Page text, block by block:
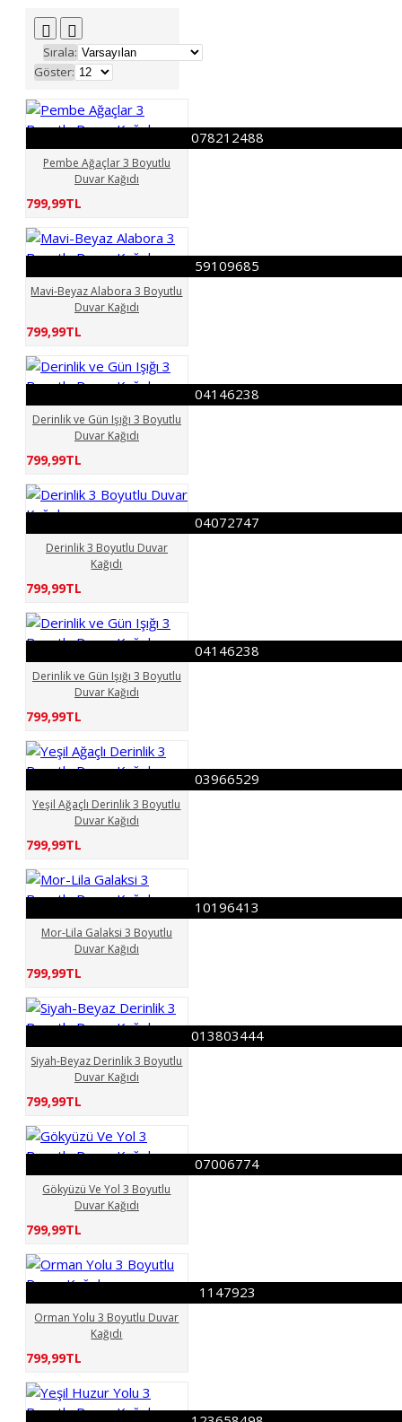
Sırala:
Göster:
078212488
Pembe Ağaçlar 3 Boyutlu
Duvar Kağıdı
799,99TL
59109685
Mavi-Beyaz Alabora 3 Boyutlu
Duvar Kağıdı
799,99TL
04146238
Derinlik ve Gün Işığı 3 Boyutlu
Duvar Kağıdı
799,99TL
04072747
Derinlik 3 Boyutlu Duvar
Kağıdı
799,99TL
04146238
Derinlik ve Gün Işığı 3 Boyutlu
Duvar Kağıdı
799,99TL
03966529
Yeşil Ağaçlı Derinlik 3 Boyutlu
Duvar Kağıdı
799,99TL
10196413
Mor-Lila Galaksi 3 Boyutlu
Duvar Kağıdı
799,99TL
013803444
Siyah-Beyaz Derinlik 3 Boyutlu
Duvar Kağıdı
799,99TL
07006774
Gökyüzü Ve Yol 3 Boyutlu
Duvar Kağıdı
799,99TL
1147923
Orman Yolu 3 Boyutlu Duvar
Kağıdı
799,99TL